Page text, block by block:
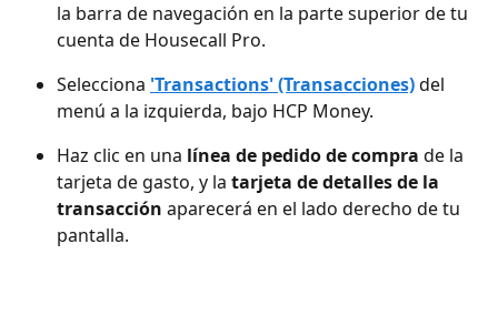
la barra de navegación en la parte superior de tu
cuenta de Housecall Pro.
Selecciona 'Transactions' (Transacciones) del
menú a la izquierda, bajo HCP Money.
Haz clic en una línea de pedido de compra de la
tarjeta de gasto, y la tarjeta de detalles de la
transacción aparecerá en el lado derecho de tu
pantalla.